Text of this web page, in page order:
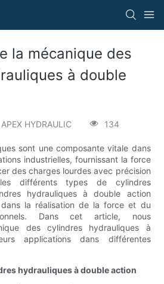
la mécanique des
à double
APEX HYDRAULIC 134
sont une composante vitale dans
industrielles, fournissant la force
des charges lourdes avec précision
différents types de cylindres
hydrauliques à double action
la réalisation de la force et du
Dans cet article, nous
des cylindres hydrauliques à
applications dans différentes
hydrauliques à double action